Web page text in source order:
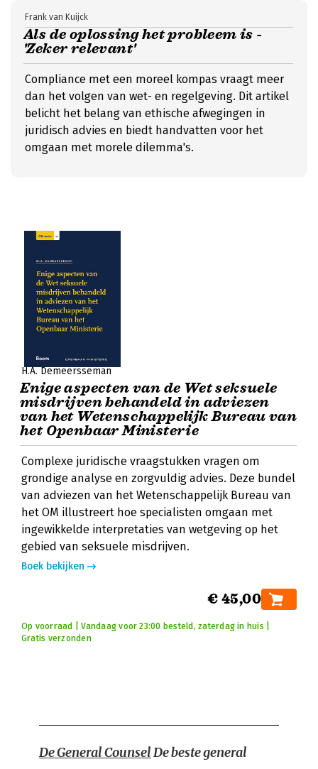
Als de oplossing het probleem is -
'Zeker relevant'
Frank van Kuijck
Compliance met een moreel kompas vraagt meer
dan het volgen van wet- en regelgeving. Dit artikel
belicht het belang van ethische afwegingen in
juridisch advies en biedt handvatten voor het
omgaan met morele dilemma's.
H.A. Demeersseman
Enige aspecten van de Wet seksuele
misdrijven behandeld in adviezen
van het Wetenschappelijk Bureau van
het Openbaar Ministerie
Complexe juridische vraagstukken vragen om
grondige analyse en zorgvuldig advies. Deze bundel
van adviezen van het Wetenschappelijk Bureau van
het OM illustreert hoe specialisten omgaan met
ingewikkelde interpretaties van wetgeving op het
gebied van seksuele misdrijven.
Boek bekijken
€ 45,00
Op voorraad | Vandaag voor 23:00 besteld, zaterdag in huis |
Gratis verzonden
De General CounselDe beste general